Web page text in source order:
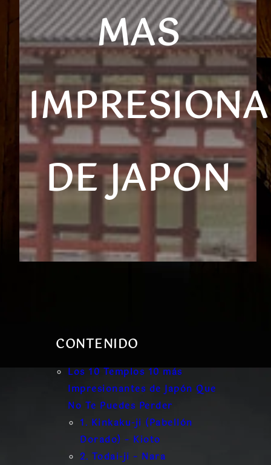
MAS
DE JAPON
CONTENIDO
Los 10 Templos 10 más
Impresionantes de Japón Que
No Te Puedes Perder
1. Kinkaku-ji (Pabellón
Dorado) – Kioto
2. Todai-ji – Nara